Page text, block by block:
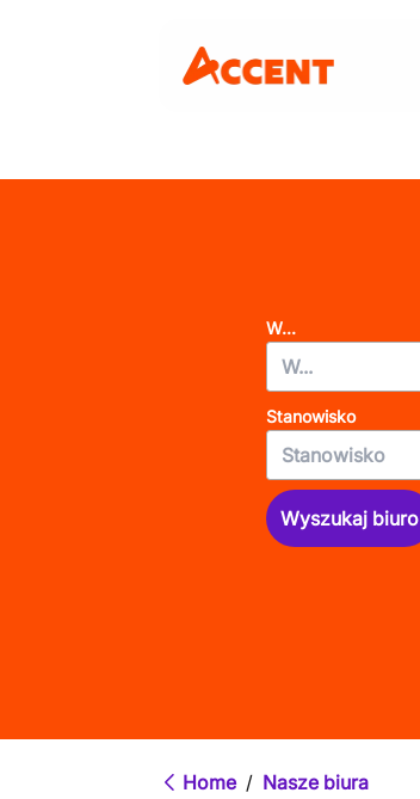
W...
Stanowisko
Wyszukaj biuro
Home / Nasze biura